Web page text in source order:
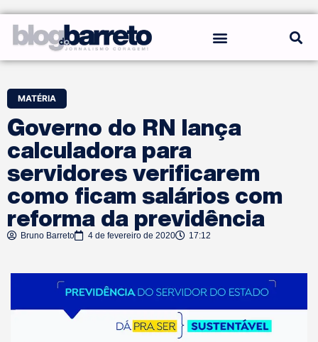
MATÉRIA
Governo do RN lança
calculadora para
servidores verificarem
como ficam salários com
reforma da previdência
Bruno Barreto 4 de fevereiro de 2020 17:12